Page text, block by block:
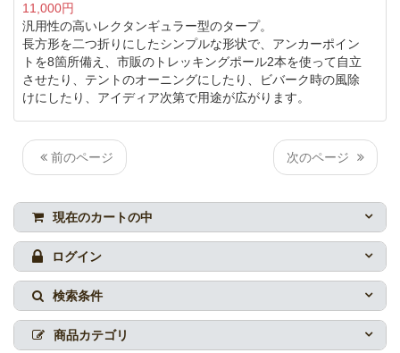
11,000円
汎用性の高いレクタンギュラー型のタープ。
長方形を二つ折りにしたシンプルな形状で、アンカーポイン
トを8箇所備え、市販のトレッキングポール2本を使って自立
させたり、テントのオーニングにしたり、ビバーク時の風除
けにしたり、アイディア次第で用途が広がります。
前のページ 次のページ
現在のカートの中
ログイン
検索条件
商品カテゴリ